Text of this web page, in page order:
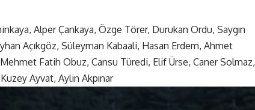
Alper Çankaya, Özge Törer, Durukan Ordu, Saygın
Açıkgöz, Süleyman Kabaali, Hasan Erdem, Ahmet
Mehmet Fatih Obuz, Cansu Türedi, Elif Ürse, Caner Solmaz,
Ayvat, Aylin Akpınar